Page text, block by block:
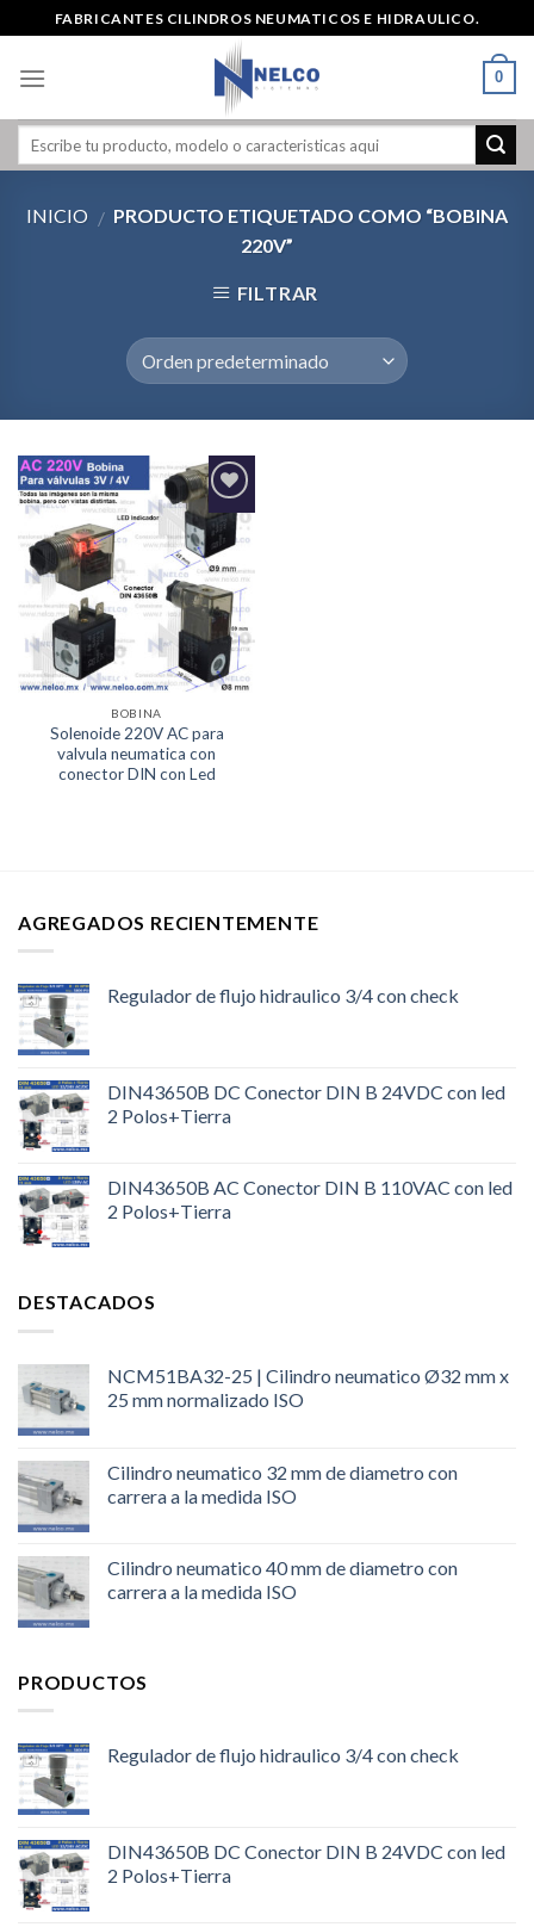
content
FABRICANTES CILINDROS NEUMATICOS E HIDRAULICO.
0
INICIO / PRODUCTO ETIQUETADO COMO “BOBINA
220V”
FILTRAR
Agregar
a la
Lista de
deseos
BOBINA
Solenoide 220V AC para
valvula neumatica con
conector DIN con Led
AGREGADOS RECIENTEMENTE
Regulador de flujo hidraulico 3/4 con check
DIN43650B DC Conector DIN B 24VDC con led
2 Polos+Tierra
DIN43650B AC Conector DIN B 110VAC con led
2 Polos+Tierra
DESTACADOS
NCM51BA32-25 | Cilindro neumatico Ø32 mm x
25 mm normalizado ISO
Cilindro neumatico 32 mm de diametro con
carrera a la medida ISO
Cilindro neumatico 40 mm de diametro con
carrera a la medida ISO
PRODUCTOS
Regulador de flujo hidraulico 3/4 con check
DIN43650B DC Conector DIN B 24VDC con led
2 Polos+Tierra